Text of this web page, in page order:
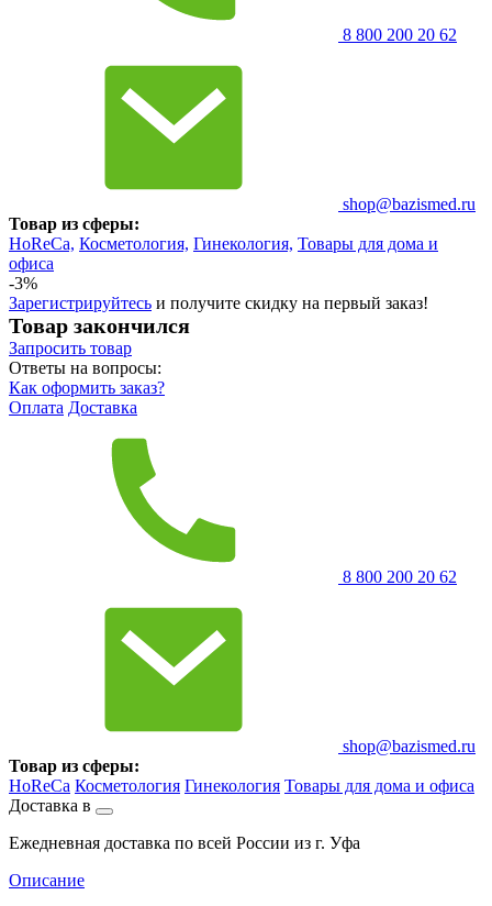
8 800 200 20 62
shop@bazismed.ru
Товар из сферы:
HoReCa, Косметология, Гинекология, Товары для дома и
офиса
-3%
Зарегистрируйтесь и получите скидку на первый заказ!
Товар закончился
Запросить товар
Ответы на вопросы:
Как оформить заказ?
Оплата Доставка
8 800 200 20 62
shop@bazismed.ru
Товар из сферы:
HoReCa Косметология Гинекология Товары для дома и офиса
Доставка в
Ежедневная доставка по всей России из г. Уфа
Описание